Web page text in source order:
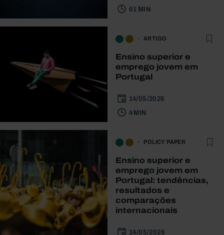
61 MIN
ARTIGO
Ensino superior e
emprego jovem em
Portugal
14/05/2026
4 MIN
POLICY PAPER
Ensino superior e
emprego jovem em
Portugal: tendências,
resultados e
comparações
internacionais
14/05/2026